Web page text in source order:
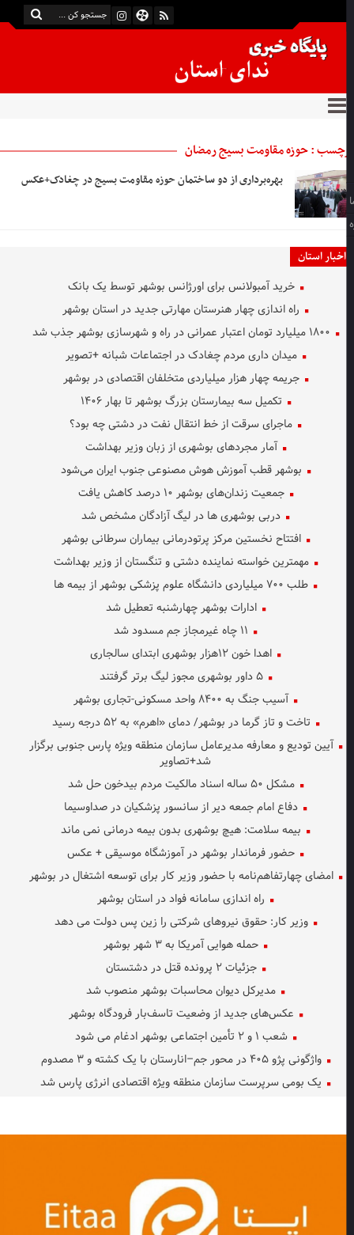
: حوزه مقاومت بسیج رمضان
بهره‌برداری از دو ساختمان حوزه مقاومت بسیج در چغادک+عکس
اخبار استان
خرید آمبولانس برای اورژانس بوشهر توسط یک بانک
راه اندازی چهار هنرستان مهارتی جدید در استان بوشهر
۱۸۰۰ میلیارد تومان اعتبار عمرانی در راه و شهرسازی بوشهر جذب شد
میدان داری مردم چغادک در اجتماعات شبانه +تصویر
جریمه چهار هزار میلیاردی متخلفان اقتصادی در بوشهر
تکمیل سه بیمارستان بزرگ بوشهر تا بهار ۱۴۰۶
ماجرای سرقت از خط انتقال نفت در دشتی چه بود؟
آمار مجردهای بوشهری از زبان وزیر بهداشت
بوشهر قطب آموزش هوش مصنوعی جنوب ایران می‌شود
جمعیت زندان‌های بوشهر ۱۰ درصد کاهش یافت
دربی بوشهری ها در لیگ آزادگان مشخص شد
افتتاح نخستین مرکز پرتودرمانی بیماران سرطانی بوشهر
مهمترین خواسته نماینده دشتی و تنگستان از وزیر بهداشت
طلب ۷۰۰ میلیاردی دانشگاه علوم پزشکی بوشهر از بیمه ها
ادارات بوشهر چهارشنبه تعطیل شد
۱۱ چاه غیرمجاز جم مسدود شد
اهدا خون ۱۲هزار بوشهری ابتدای سالجاری
۵ داور بوشهری مجوز لیگ برتر گرفتند
آسیب جنگ به ۸۴۰۰ واحد مسکونی-تجاری بوشهر
تاخت و تاز گرما در بوشهر/ دمای «اهرم» به ۵۲ درجه رسید
آیین تودیع و معارفه مدیرعامل سازمان منطقه ویژه پارس جنوبی برگزار
شد+تصاویر
مشکل ۵۰ ساله اسناد مالکیت مردم بیدخون حل شد
دفاع امام جمعه دیر از سانسور پزشکیان در صداوسیما
بیمه سلامت: هیچ بوشهری بدون بیمه درمانی نمی ماند
حضور فرماندار بوشهر در آموزشگاه موسیقی + عکس
امضای چهارتفاهم‌نامه با حضور وزیر کار برای توسعه اشتغال در بوشهر
راه اندازی سامانه فواد در استان بوشهر
وزیر کار: حقوق نیروهای شرکتی را زین پس دولت می دهد
حمله هوایی آمریکا به ۳ شهر بوشهر
جزئیات ۲ پرونده قتل در دشتستان
مدیرکل دیوان محاسبات بوشهر منصوب شد
عکس‌های جدید از وضعیت تاسف‌بار فرودگاه بوشهر
شعب ۱ و ۲ تأمین اجتماعی بوشهر ادغام می شود
واژگونی پژو ۴۰۵ در محور جم–انارستان با یک کشته و ۳ مصدوم
یک بومی سرپرست سازمان منطقه ویژه اقتصادی انرژی پارس شد